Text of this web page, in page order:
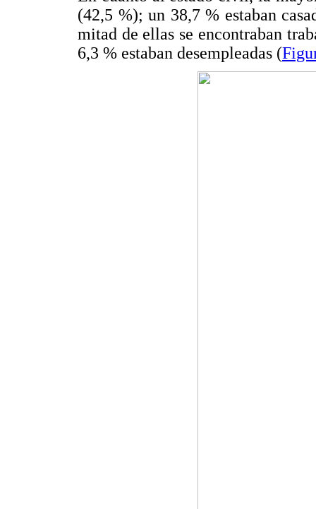
(42,5 %); un 38,7 % estaban
mitad de ellas se encontraban
6,3 % estaban desempleadas (